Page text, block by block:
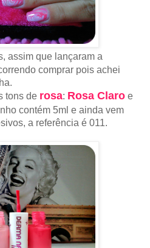
assim que lançaram a
comprar pois achei
tons de rosa: Rosa Claro e
contém 5ml e ainda vem
a referência é 011.